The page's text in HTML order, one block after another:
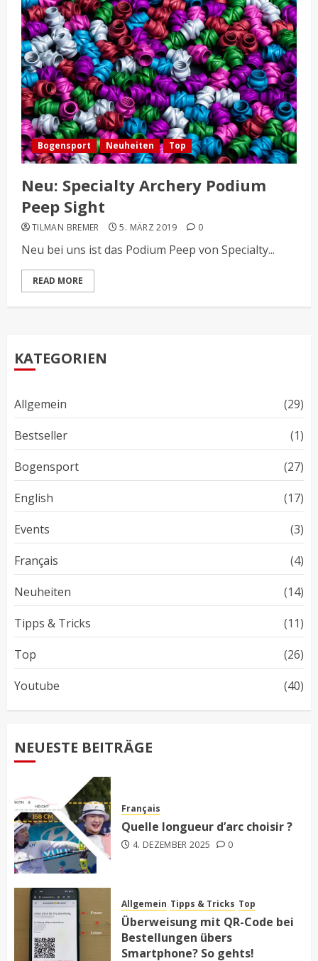
Bogensport Neuheiten Top
Neu: Specialty Archery Podium
Peep Sight
TILMAN BREMER 5. MÄRZ 2019 0
Neu bei uns ist das Podium Peep von Specialty...
READ MORE
KATEGORIEN
Allgemein
(29)
Bestseller
(1)
Bogensport
(27)
English
(17)
Events
(3)
Français
(4)
Neuheiten
(14)
Tipps & Tricks
(11)
Top
(26)
Youtube
(40)
NEUESTE BEITRÄGE
Français
Quelle longueur d’arc choisir ?
4. DEZEMBER 2025 0
Allgemein Tipps & Tricks Top
Überweisung mit QR-Code bei
Bestellungen übers
Smartphone? So gehts!